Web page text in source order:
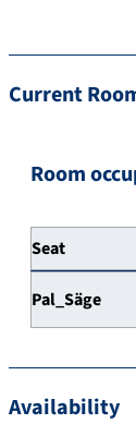
Current
Room
Seat
Pal_Säge
Availability